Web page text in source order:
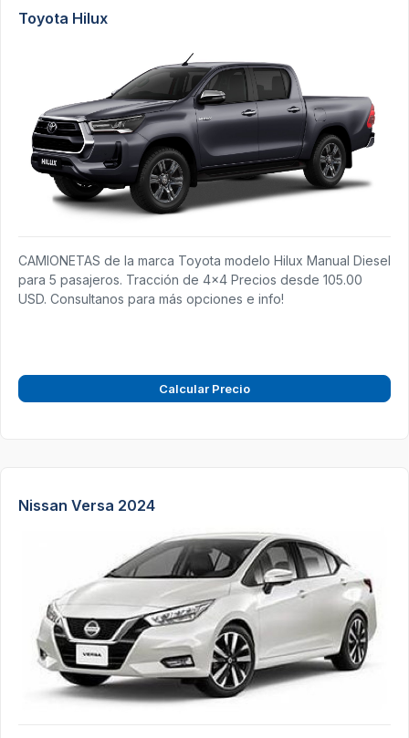
Toyota Hilux
CAMIONETAS de la marca Toyota modelo Hilux Manual Diesel
para 5 pasajeros. Tracción de 4x4 Precios desde 105.00
USD. Consultanos para más opciones e info!
Calcular Precio
Nissan Versa 2024